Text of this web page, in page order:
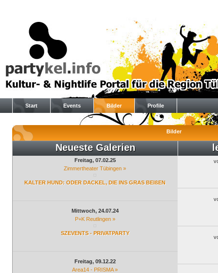
Start Events Bilder Profile
Bilder
Neueste Galerien
Freitag, 07.02.25
Zimmertheater Tübingen »
KALTER HUND: ODER DACKEL, DIE INS GRAS BEIßEN
Mittwoch, 24.07.24
P+K Reutlingen »
SZEVENTS - PRIVATPARTY
Freitag, 09.12.22
Area14 - PRISMA »